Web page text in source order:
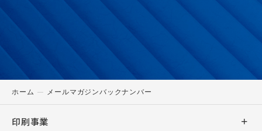
ホーム メールマガジンバックナンバー
印刷事業